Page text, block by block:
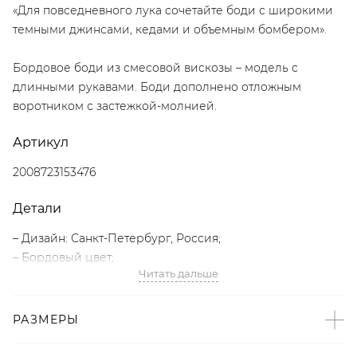
«Для повседневного лука сочетайте боди с широкими
темными джинсами, кедами и объемным бомбером».
Бордовое боди из смесовой вискозы – модель с
длинными рукавами. Боди дополнено отложным
воротником с застежкой-молнией.
Артикул
2008723153476
Детали
– Дизайн: Санкт-Петербург, Россия;
– Бордовый цвет;
– В составе: 90% вискоза, 10% эластан – мягкий, прочный,
Читать дальше
РАЗМЕРЫ